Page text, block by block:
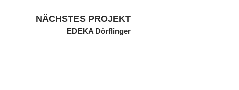
NÄCHSTES PROJEKT
EDEKA Dörflinger